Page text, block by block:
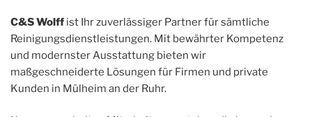
C&S Wolff ist Ihr zuverlässiger Partner für sämtliche
Reinigungsdienstleistungen. Mit bewährter Kompetenz
und modernster Ausstattung bieten wir
maßgeschneiderte Lösungen für Firmen und private
Kunden in Mülheim an der Ruhr.